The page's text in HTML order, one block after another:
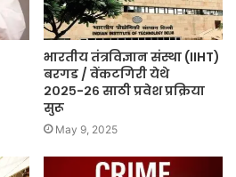
भारतीय तंत्रविज्ञान संस्था (IIHT)
बरगड / वेंकटगिरी येथे
२०२५-२६ साठी प्रवेश प्रक्रिया
सुरू
May 9, 2025